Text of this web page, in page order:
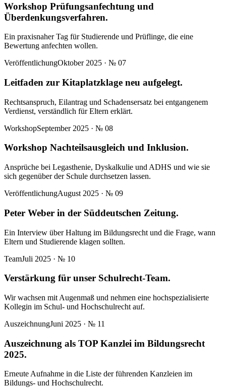
Workshop Prüfungsanfechtung und
Überdenkungsverfahren.
Ein praxisnaher Tag für Studierende und Prüflinge, die eine
Bewertung anfechten wollen.
VeröffentlichungOktober 2025 · № 07
Leitfaden zur Kitaplatzklage neu aufgelegt.
Rechtsanspruch, Eilantrag und Schadensersatz bei entgangenem
Verdienst, verständlich für Eltern erklärt.
WorkshopSeptember 2025 · № 08
Workshop Nachteilsausgleich und Inklusion.
Ansprüche bei Legasthenie, Dyskalkulie und ADHS und wie sie
sich gegenüber der Schule durchsetzen lassen.
VeröffentlichungAugust 2025 · № 09
Peter Weber in der Süddeutschen Zeitung.
Ein Interview über Haltung im Bildungsrecht und die Frage, wann
Eltern und Studierende klagen sollten.
TeamJuli 2025 · № 10
Verstärkung für unser Schulrecht-Team.
Wir wachsen mit Augenmaß und nehmen eine hochspezialisierte
Kollegin im Schul- und Hochschulrecht auf.
AuszeichnungJuni 2025 · № 11
Auszeichnung als TOP Kanzlei im Bildungsrecht
2025.
Erneute Aufnahme in die Liste der führenden Kanzleien im
Bildungs- und Hochschulrecht.